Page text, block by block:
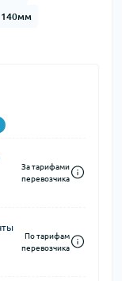
140мм
За тарифами
перевозчика
По тарифам
перевозчика